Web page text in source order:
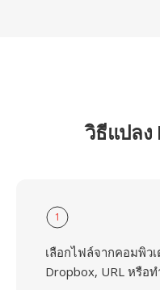
วิธีแปลง
1
เลือกไฟล์จากคอมพิว
Dropbox, URL หรือ